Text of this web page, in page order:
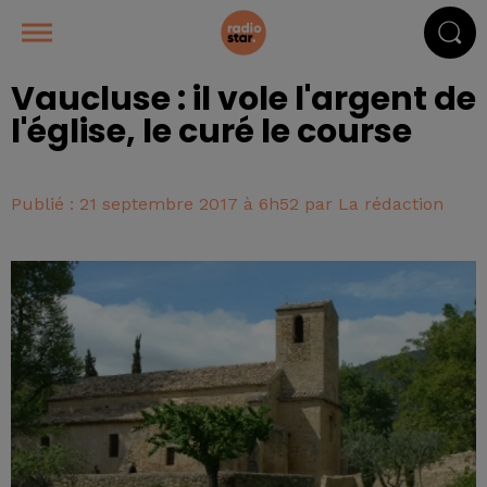
Vaucluse : il vole l'argent de
l'église, le curé le course
Publié : 21 septembre 2017 à 6h52 par La rédaction